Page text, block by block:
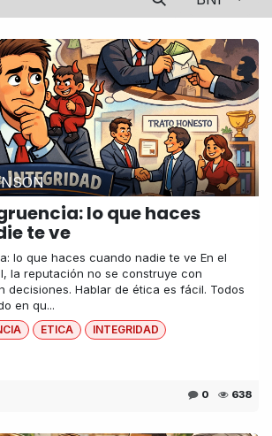
lo que haces
te ve
lo que haces cuando nadie te ve En el
la reputación no se construye con
decisiones. Hablar de ética es fácil. Todos
en qu...
ETICA INTEGRIDAD
0 638